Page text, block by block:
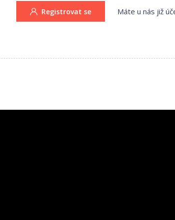
Registrovat se Máte u nás již